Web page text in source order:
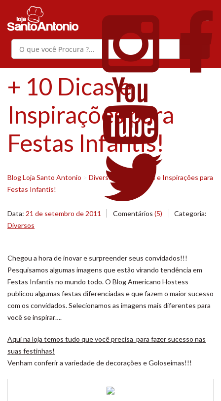
+ 10 Dicas e
Inspirações para
Festas Infantis!
Blog Loja Santo Antonio Diversos
+ 10 Dicas e Inspirações para
Festas Infantis!
Data: 21 de setembro de 2011 Comentários (5)
Categoria:
Diversos
Chegou a hora de inovar e surpreender seus convidados!!!
Pesquisamos algumas imagens que estão virando tendência em
Festas Infantis no mundo todo. O Blog Americano Hostess
publicou algumas festas diferenciadas e que fazem o maior sucesso
com os convidados. Selecionamos as imagens mais diferentes para
você se inspirar….
Aqui na loja temos tudo que você precisa para fazer sucesso nas
suas festinhas!
Venham conferir a variedade de decorações e Goloseimas!!!